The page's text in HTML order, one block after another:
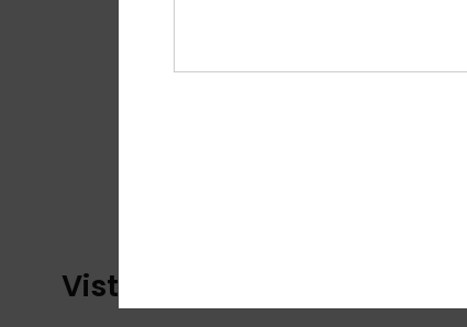
Vistos recentemente